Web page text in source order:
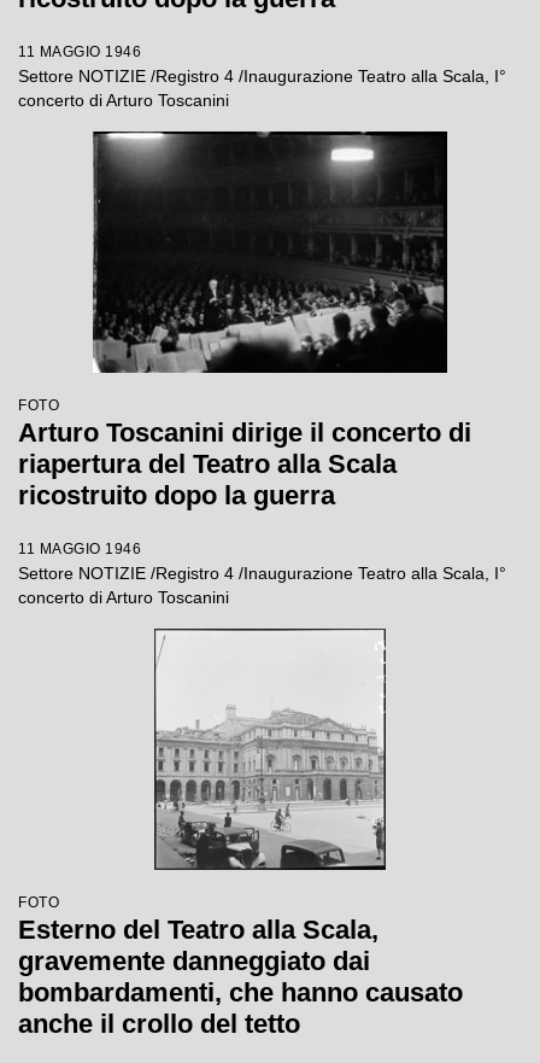
11 MAGGIO 1946
Settore NOTIZIE /Registro 4 /Inaugurazione Teatro alla Scala, I°
concerto di Arturo Toscanini
FOTO
Arturo Toscanini dirige il concerto di
riapertura del Teatro alla Scala
ricostruito dopo la guerra
11 MAGGIO 1946
Settore NOTIZIE /Registro 4 /Inaugurazione Teatro alla Scala, I°
concerto di Arturo Toscanini
FOTO
Esterno del Teatro alla Scala,
gravemente danneggiato dai
bombardamenti, che hanno causato
anche il crollo del tetto